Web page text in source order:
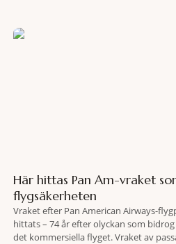
fler människor ska kunna promenera,
Här hittas Pan Am-vraket
flygsäkerheten
Vraket efter Pan American Airways-
hittats – 74 år efter olyckan som
det kommersiella flyget. Vraket av